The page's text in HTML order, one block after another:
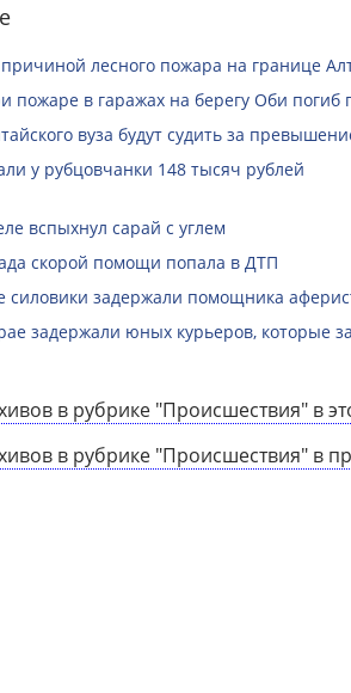
лесного пожара на границе
пожаре в гаражах на берегу Оби
вуза будут судить за
у рубцовчанки 148 тысяч рублей
вспыхнул сарай с углем
скорой помощи попала в ДТП
силовики задержали помощника
задержали юных курьеров, которые
в рубрике "Происшествия" в
в рубрике "Происшествия" в